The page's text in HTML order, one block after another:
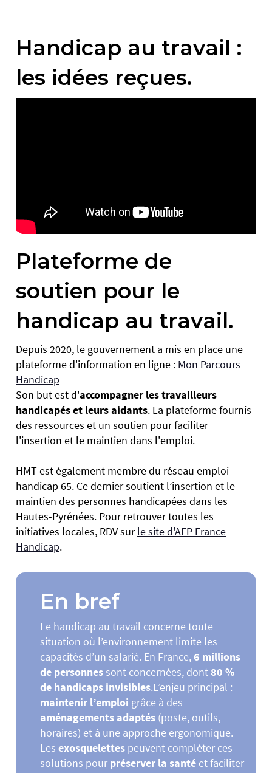
Handicap au travail :
les idées reçues.
Plateforme de
soutien pour le
handicap au travail.
Depuis 2020, le gouvernement a mis en place une
plateforme d'information en ligne : Mon Parcours
Handicap
Son but est d'accompagner les travailleurs
handicapés et leurs aidants. La plateforme fournis
des ressources et un soutien pour faciliter
l'insertion et le maintien dans l'emploi.
HMT est également membre du réseau emploi
handicap 65. Ce dernier soutient l’insertion et le
maintien des personnes handicapées dans les
Hautes-Pyrénées. Pour retrouver toutes les
initiatives locales, RDV surle site d'AFP France
Handicap.
En bref
Le handicap au travail concerne toute
situation où l’environnement limite les
capacités d’un salarié. En France,6 millions
de personnes sont concernées, dont 80 %
de handicaps invisibles.L’enjeu principal :
maintenir l’emploi grâce à des
aménagements adaptés (poste, outils,
horaires) et à une approche ergonomique.
Les exosquelettes peuvent compléter ces
solutions pour préserver la santé et faciliter